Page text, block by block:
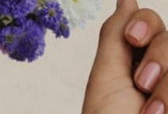
की खूबसूरती और
Image credits: zahairaa.india